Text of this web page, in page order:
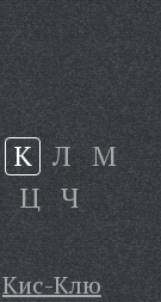
К Л М
Ц Ч
Кис-Клю